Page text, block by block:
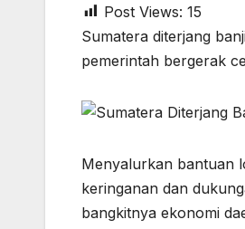
a
t
A
p
c
e
o
k
s
s
n
e
l
e
r
m
p
Post Views: 15
Sumatera diterjang
pemerintah bergerak
Menyalurkan bantuan
keringanan dan
bangkitnya ekonomi